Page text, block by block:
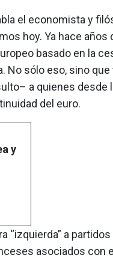
el economista y
hoy. Ya hace años
basado en la
No sólo eso, sino
a quienes desde
del euro.
y
“izquierda” a
asociados con